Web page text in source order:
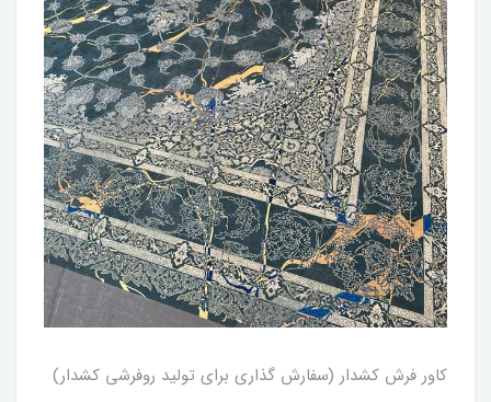
کاور فرش کشدار (سفارش گذاری برای تولید روفرشی کشدار)